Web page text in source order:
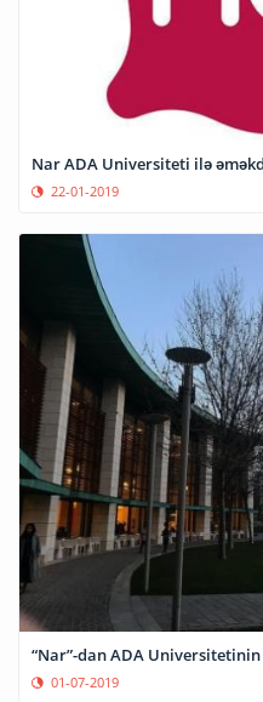
Nar ADA Universiteti ilə
22-01-2019
“Nar”-dan ADA
01-07-2019